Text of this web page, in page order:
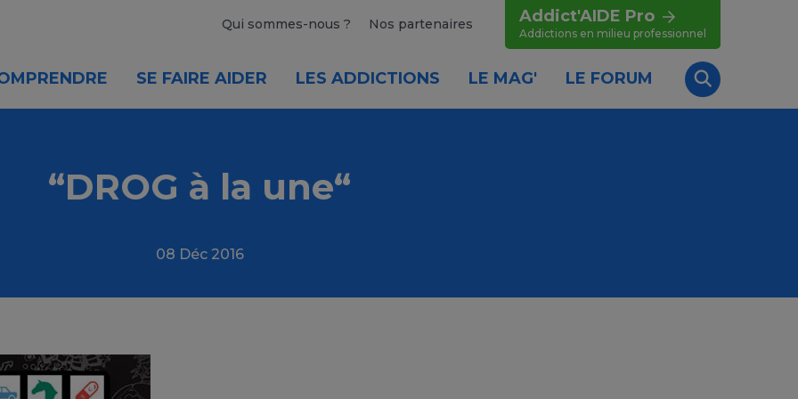
Qui sommes-nous ? Nos partenaires Addict'AIDE Pro
Addictions en milieu professionnel
SE FAIRE AIDER LES ADDICTIONS LE MAG' LE FORUM
Recherche
“DROG à la une“
08 Déc 2016